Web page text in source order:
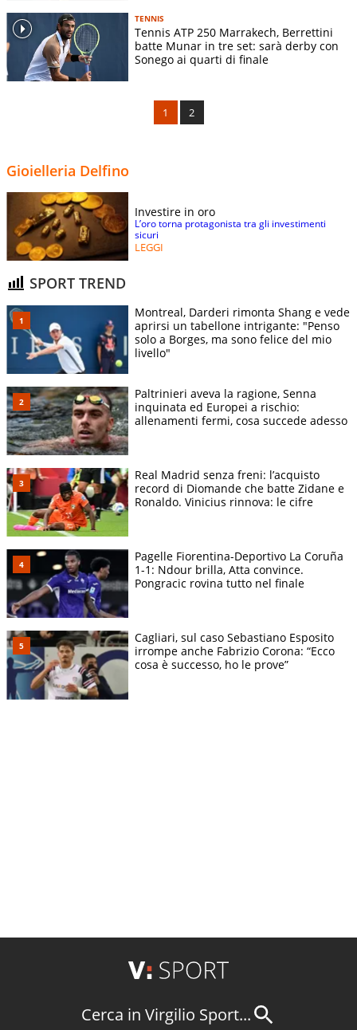
TENNIS
Tennis ATP 250 Marrakech, Berrettini
batte Munar in tre set: sarà derby con
Sonego ai quarti di finale
1 2
Gioielleria Delfino
Investire in oro
L’oro torna protagonista tra gli investimenti
sicuri
LEGGI
SPORT TREND
Montreal, Darderi rimonta Shang e vede
aprirsi un tabellone intrigante: "Penso
solo a Borges, ma sono felice del mio
livello"
Paltrinieri aveva la ragione, Senna
inquinata ed Europei a rischio:
allenamenti fermi, cosa succede adesso
Real Madrid senza freni: l’acquisto
record di Diomande che batte Zidane e
Ronaldo. Vinicius rinnova: le cifre
Pagelle Fiorentina-Deportivo La Coruña
1-1: Ndour brilla, Atta convince.
Pongracic rovina tutto nel finale
Cagliari, sul caso Sebastiano Esposito
irrompe anche Fabrizio Corona: “Ecco
cosa è successo, ho le prove”
Cerca in Virgilio Sport...